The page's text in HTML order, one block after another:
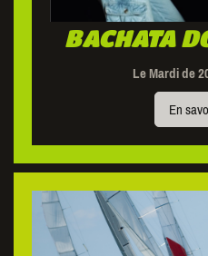
BACHATA
Le Mardi de
En